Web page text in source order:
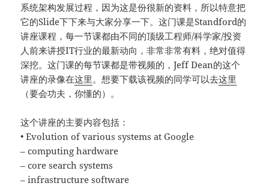
系统架构发展过程，因为这是份很新的资料，所以特意把
它的Slide下下来与大家分享一下。这门课是Standford的
讲座课程，每一节课都由不同的顶级工程师/科学家/投资
人前来讲授IT行业的最新动向，非常非常有料，绝对值得
深挖。这门课的每节课都是带视频的，Jeff Dean的这个
讲座的录像在这里 。想要下载该视频的同学可以去这里
（要会功夫，你懂的）。
这个讲座的主要内容包括：
• Evolution of various systems at Google
– computing hardware
– core search systems
– infrastructure software